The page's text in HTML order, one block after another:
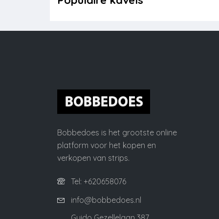
Bobbedoes is het grootste online
platform voor het kopen en
verkopen van strips.
Tel: +620658076
info@bobbedoes.nl